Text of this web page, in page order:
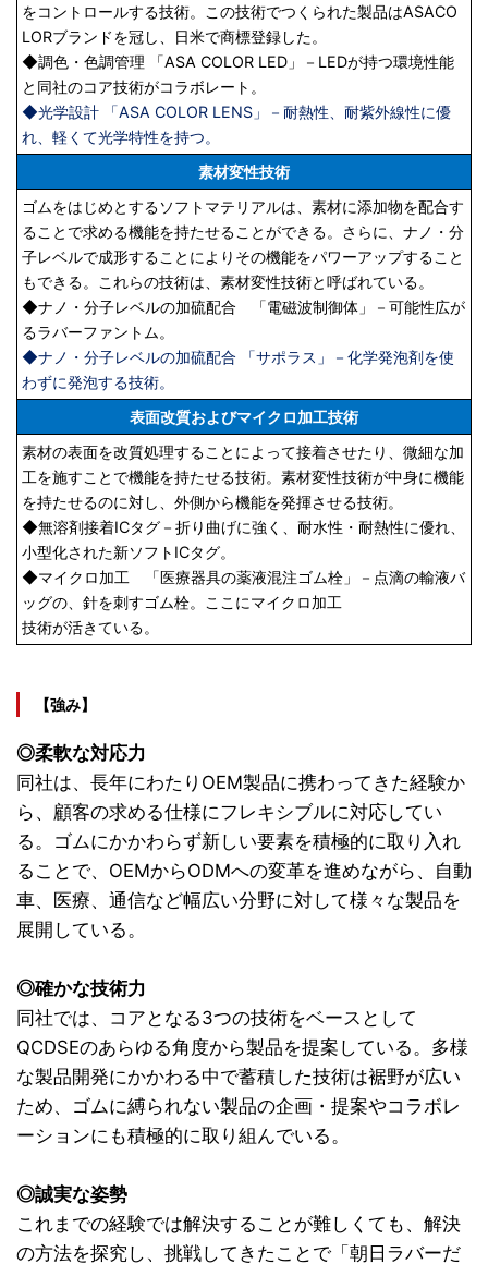
をコントロールする技術。この技術でつくられた製品はASACO
LORブランドを冠し、日米で商標登録した。
◆調色・色調管理 「ASA COLOR LED」－LEDが持つ環境性能
と同社のコア技術がコラボレート。
◆光学設計 「ASA COLOR LENS」－耐熱性、耐紫外線性に優
れ、軽くて光学特性を持つ。
素材変性技術
ゴムをはじめとするソフトマテリアルは、素材に添加物を配合す
ることで求める機能を持たせることができる。さらに、ナノ・分
子レベルで成形することによりその機能をパワーアップすること
もできる。これらの技術は、素材変性技術と呼ばれている。
◆ナノ・分子レベルの加硫配合 「電磁波制御体」－可能性広が
るラバーファントム。
◆ナノ・分子レベルの加硫配合 「サポラス」－化学発泡剤を使
わずに発泡する技術。
表面改質およびマイクロ加工技術
素材の表面を改質処理することによって接着させたり、微細な加
工を施すことで機能を持たせる技術。素材変性技術が中身に機能
を持たせるのに対し、外側から機能を発揮させる技術。
◆無溶剤接着ICタグ－折り曲げに強く、耐水性・耐熱性に優れ、
小型化された新ソフトICタグ。
◆マイクロ加工 「医療器具の薬液混注ゴム栓」－点滴の輸液バ
ッグの、針を刺すゴム栓。ここにマイクロ加工
技術が活きている。
【強み】
◎柔軟な対応力
同社は、長年にわたりOEM製品に携わってきた経験か
ら、顧客の求める仕様にフレキシブルに対応してい
る。ゴムにかかわらず新しい要素を積極的に取り入れ
ることで、OEMからODMへの変革を進めながら、自動
車、医療、通信など幅広い分野に対して様々な製品を
展開している。
◎確かな技術力
同社では、コアとなる3つの技術をベースとして
QCDSEのあらゆる角度から製品を提案している。多様
な製品開発にかかわる中で蓄積した技術は裾野が広い
ため、ゴムに縛られない製品の企画・提案やコラボレ
ーションにも積極的に取り組んでいる。
◎誠実な姿勢
これまでの経験では解決することが難しくても、解決
の方法を探究し、挑戦してきたことで「朝日ラバーだ